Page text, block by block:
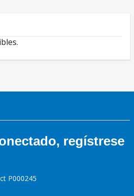
regístrese
P000245